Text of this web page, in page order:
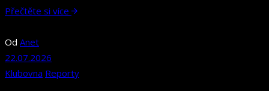
Přečtěte si více
Od Anet
22.07.2026
Klubovna Reporty